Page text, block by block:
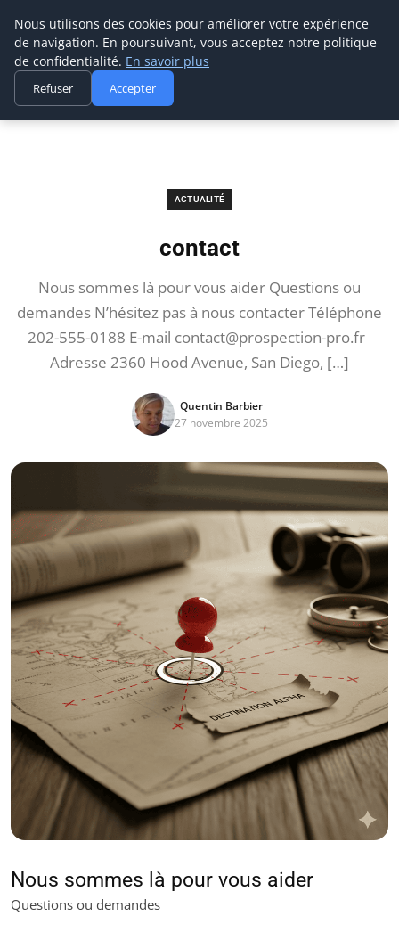
Prospection Pro
Accueil Actualité contact
ACTUALITÉ
contact
Nous sommes là pour vous aider Questions ou
demandes N’hésitez pas à nous contacter Téléphone
202-555-0188 E-mail contact@prospection-pro.fr
Adresse 2360 Hood Avenue, San Diego, […]
Quentin Barbier
27 novembre 2025
Nous sommes là pour vous aider
Questions ou demandes
Nous utilisons des cookies pour améliorer votre expérience
de navigation. En poursuivant, vous acceptez notre politique
de confidentialité. En savoir plus
Refuser Accepter